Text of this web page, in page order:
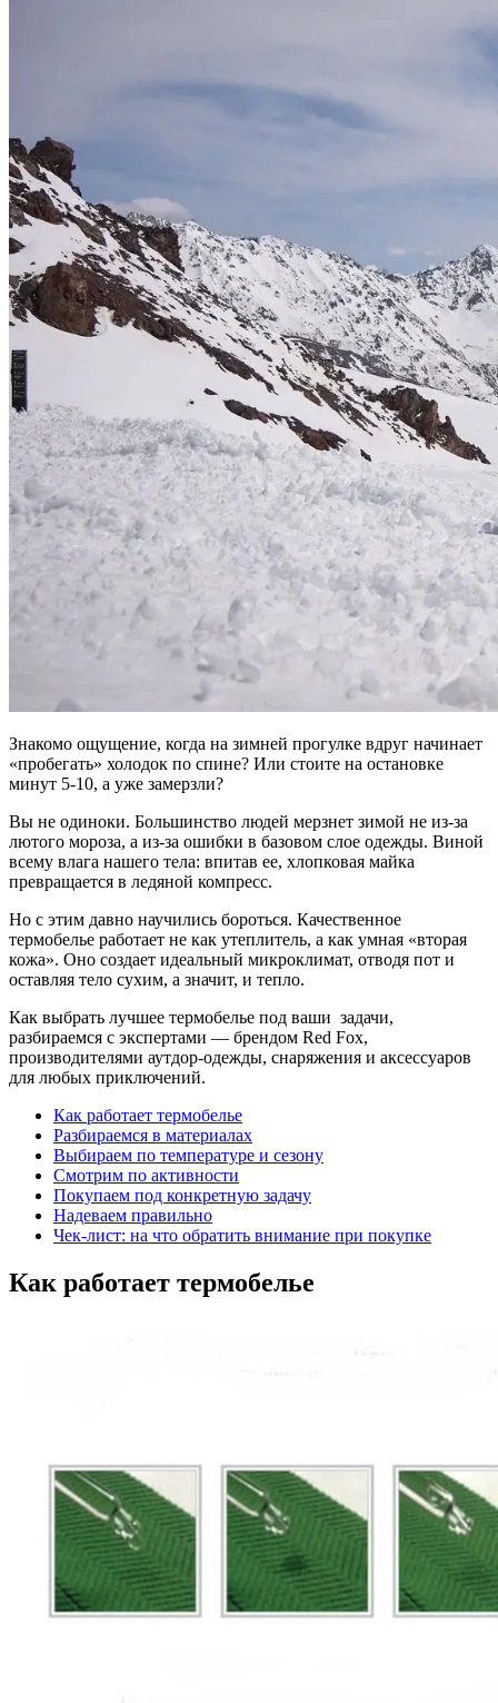
Знакомо ощущение, когда на зимней прогулке вдруг начинает
«пробегать» холодок по спине? Или стоите на остановке
минут 5-10, а уже замерзли?
Вы не одиноки. Большинство людей мерзнет зимой не из-за
лютого мороза, а из-за ошибки в базовом слое одежды. Виной
всему влага нашего тела: впитав ее, хлопковая майка
превращается в ледяной компресс.
Но с этим давно научились бороться. Качественное
термобелье работает не как утеплитель, а как умная «вторая
кожа». Оно создает идеальный микроклимат, отводя пот и
оставляя тело сухим, а значит, и тепло.
Как выбрать лучшее термобелье под ваши задачи,
разбираемся с экспертами — брендом Red Fox,
производителями аутдор-одежды, снаряжения и аксессуаров
для любых приключений.
Как работает термобелье
Разбираемся в материалах
Выбираем по температуре и сезону
Смотрим по активности
Покупаем под конкретную задачу
Надеваем правильно
Чек-лист: на что обратить внимание при покупке
Как работает термобелье